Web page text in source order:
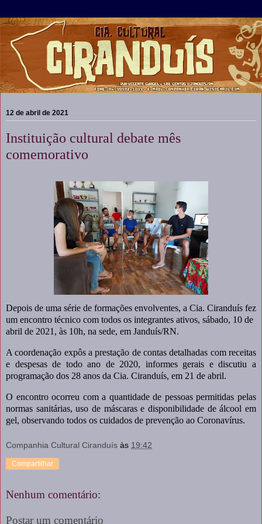
12 de abril de 2021
Instituição cultural debate mês
comemorativo
Depois de uma série de formações envolventes, a Cia. Ciranduís fez
um encontro técnico com todos os integrantes ativos, sábado, 10 de
abril de 2021, às 10h, na sede, em Janduís/RN.
A coordenação expôs a prestação de contas detalhadas com receitas
e despesas de todo ano de 2020, informes gerais e discutiu a
programação dos 28 anos da Cia. Ciranduís, em 21 de abril.
O encontro ocorreu com a quantidade de pessoas permitidas pelas
normas sanitárias, uso de máscaras e disponibilidade de álcool em
gel, observando todos os cuidados de prevenção ao Coronavírus.
Companhia Cultural Ciranduís às 19:42
Compartilhar
Nenhum comentário:
Postar um comentário